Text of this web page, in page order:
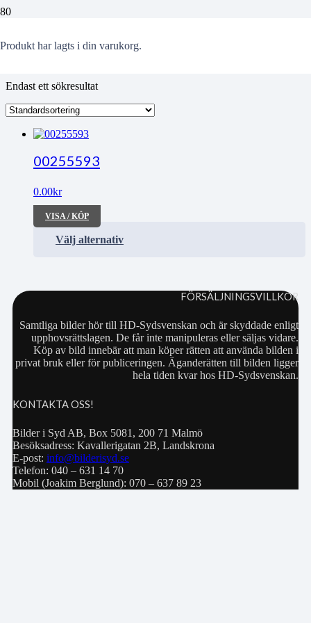
Produkt har lagts i din varukorg.
Skantze
Endast ett sökresultat
00255593
0.00kr
VISA / KÖP
Välj alternativ
FÖRSÄLJNINGSVILLKOR
Samtliga bilder hör till HD-Sydsvenskan och är skyddade enligt
upphovsrättslagen. De får inte manipuleras eller säljas vidare.
Köp av bild innebär att man köper rätten att använda bilden i
privat bruk eller för publiceringen. Äganderätten till bilden ligger
hela tiden kvar hos HD-Sydsvenskan.
KONTAKTA OSS!
Bilder i Syd AB, Box 5081, 200 71 Malmö
Besöksadress: Kavallerigatan 2B, Landskrona
E-post: info@bilderisyd.se
Telefon: 040 – 631 14 70
Mobil (Joakim Berglund): 070 – 637 89 23